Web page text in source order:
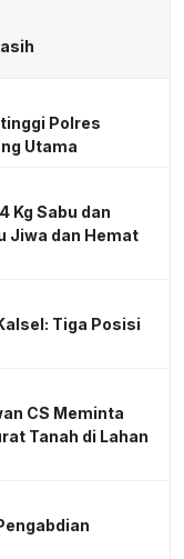
Polres
Utama
Kg Sabu dan
Jiwa dan Hemat
Tiga Posisi
CS Meminta
Tanah di Lahan